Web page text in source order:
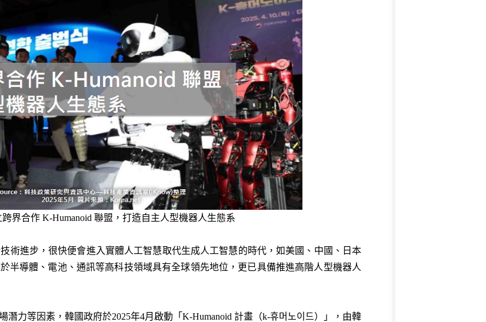
跨界合作 K-Humanoid 聯盟，打造自主人型機器人生態系
術進步，很快便會進入實體人工智慧取代生成人工智慧的時代，如美國、中國、日本
半導體、電池、通訊等高科技領域具有全球領先地位，更已具備推進高階人型機器人
潛力等因素，韓國政府於2025年4月啟動「 K-Humanoid 計畫（k-휴머노이드） 」，由韓